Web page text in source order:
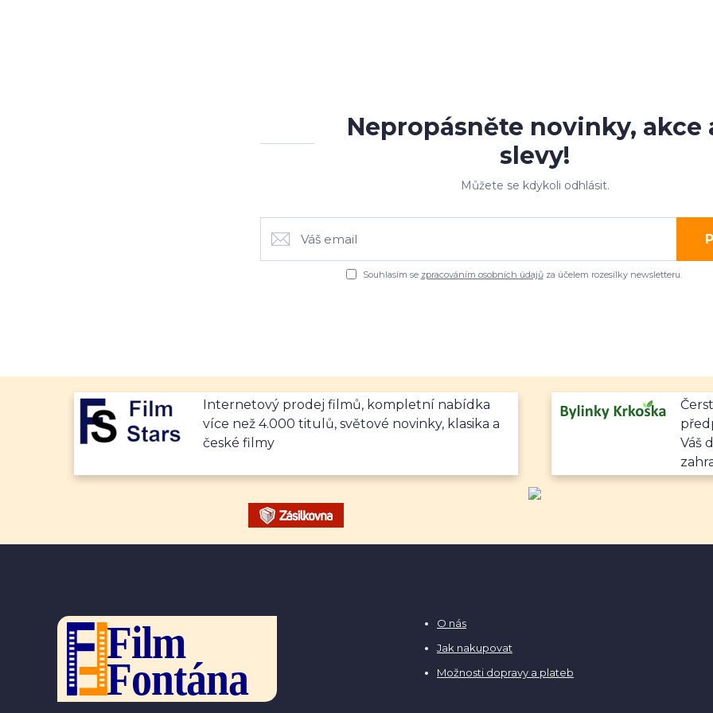
Nepropásněte novinky, akce
slevy!
Můžete se kdykoli odhlásit.
Souhlasím se zpracováním osobních údajůza účelem rozesílky newsletteru.
Internetový prodej filmů, kompletní nabídka
více než 4.000 titulů, světové novinky, klasika a
české filmy
Váš
O nás
Jak nakupovat
Možnosti dopravy a plateb